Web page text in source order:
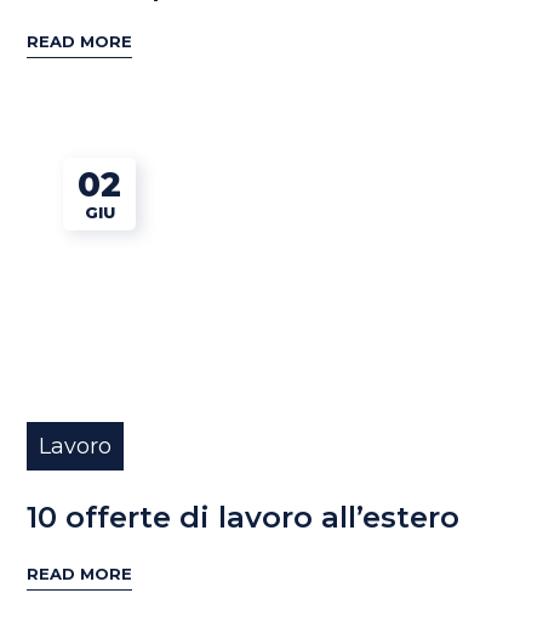
READ MORE
02
GIU
Lavoro
10 offerte di lavoro all’estero
READ MORE